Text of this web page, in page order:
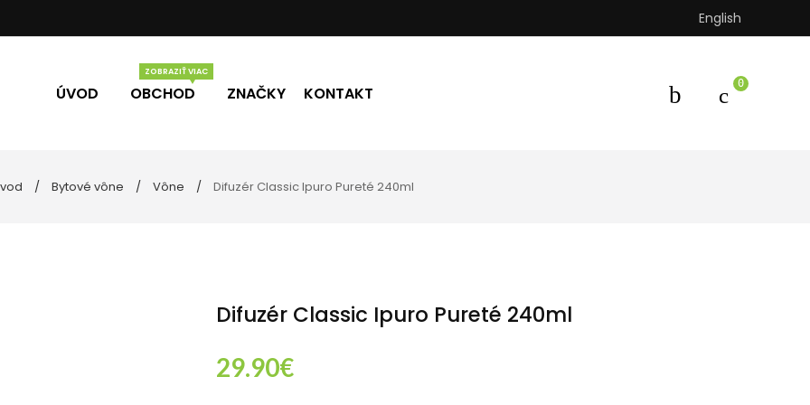
English
ÚVOD OBCHOD
Vône Darčekové poukážky
ZNAČKY KONTAKT
0
Bytové vône Vône Difuzér Classic Ipuro Pureté 240ml
Difuzér Classic Ipuro Pureté 240ml
29.90€